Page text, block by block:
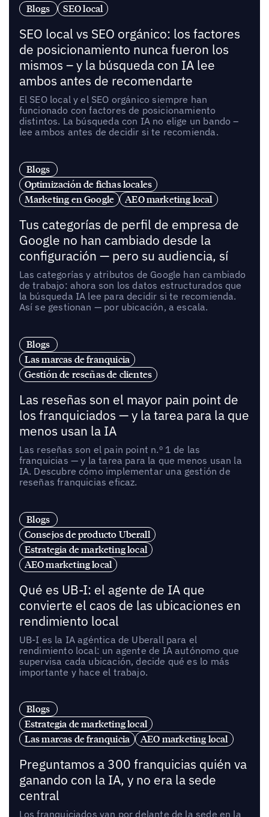
Blogs SEO local
SEO local vs SEO orgánico: los factores
de posicionamiento nunca fueron los
mismos – y la búsqueda con IA lee
ambos antes de recomendarte
El SEO local y el SEO orgánico siempre han
funcionado con factores de posicionamiento
distintos. La búsqueda con IA no elige un bando –
lee ambos antes de decidir si te recomienda.
Blogs
Optimización de fichas locales
Marketing en Google
AEO marketing local
Tus categorías de perfil de empresa de
Google no han cambiado desde la
configuración — pero su audiencia, sí
Las categorías y atributos de Google han cambiado
de trabajo: ahora son los datos estructurados que
la búsqueda IA lee para decidir si te recomienda.
Así se gestionan — por ubicación, a escala.
Blogs
Las marcas de franquicia
Gestión de reseñas de clientes
Las reseñas son el mayor pain point de
los franquiciados — y la tarea para la que
menos usan la IA
Las reseñas son el pain point n.º 1 de las
franquicias — y la tarea para la que menos usan la
IA. Descubre cómo implementar una gestión de
reseñas franquicias eficaz.
Blogs
Consejos de producto Uberall
Estrategia de marketing local
AEO marketing local
Qué es UB-I: el agente de IA que
convierte el caos de las ubicaciones en
rendimiento local
UB-I es la IA agéntica de Uberall para el
rendimiento local: un agente de IA autónomo que
supervisa cada ubicación, decide qué es lo más
importante y hace el trabajo.
Blogs
Estrategia de marketing local
Las marcas de franquicia
AEO marketing local
Preguntamos a 300 franquicias quién va
ganando con la IA, y no era la sede
central
Los franquiciados van por delante de la sede en la